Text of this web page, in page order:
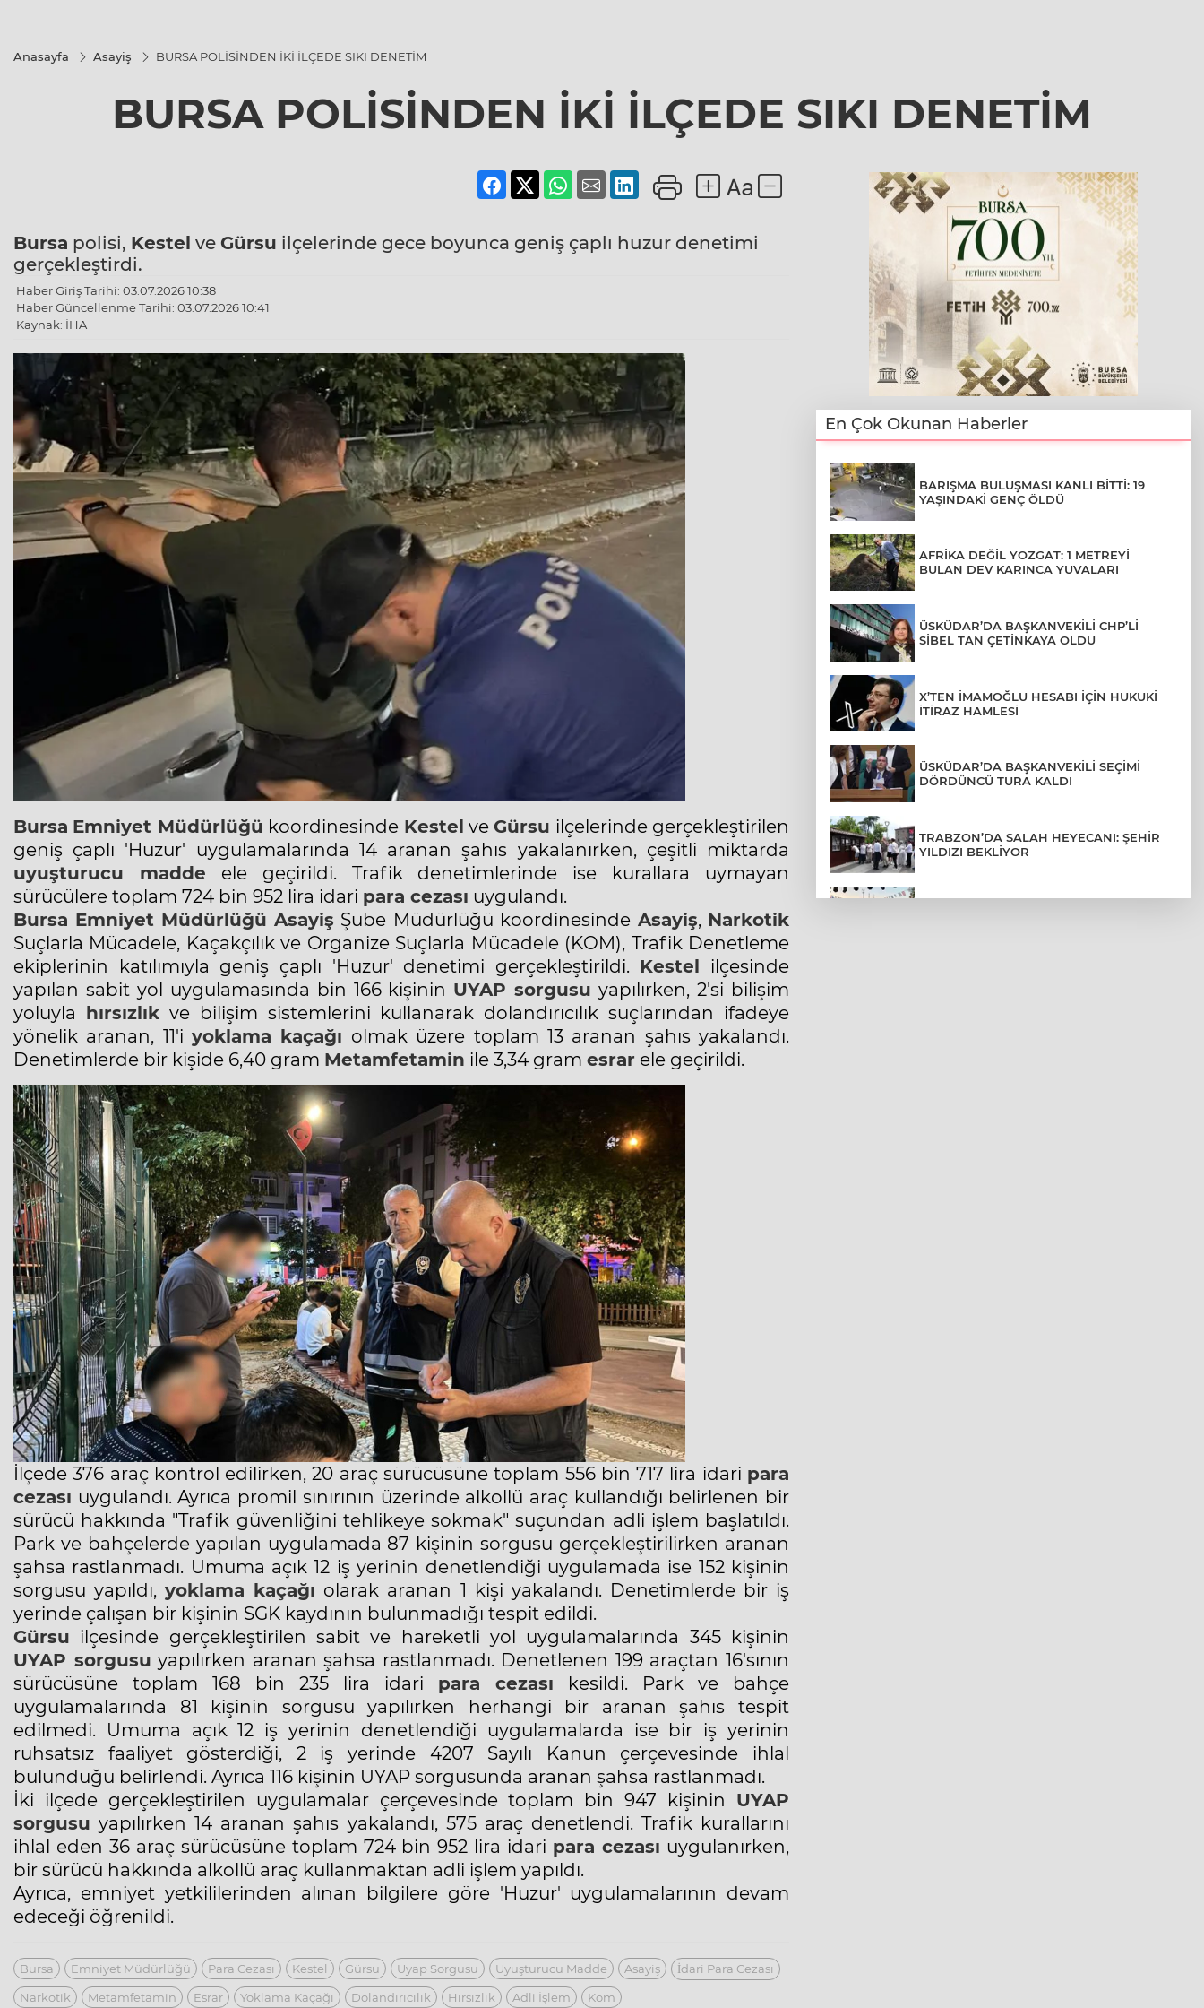
Anasayfa Asayiş BURSA POLİSİNDEN İKİ İLÇEDE SIKI DENETİM
BURSA POLİSİNDEN İKİ İLÇEDE SIKI DENETİM
Bursa polisi, Kestel ve Gürsu ilçelerinde gece boyunca geniş çaplı huzur denetimi
gerçekleştirdi.
Haber Giriş Tarihi: 03.07.2026 10:38
Haber Güncellenme Tarihi: 03.07.2026 10:41
Kaynak: İHA
Bursa Emniyet Müdürlüğü koordinesinde Kestel veGürsu ilçelerinde gerçekleştirilen
geniş çaplı 'Huzur' uygulamalarında 14 aranan şahıs yakalanırken, çeşitli miktarda
uyuşturucu madde ele geçirildi. Trafik denetimlerinde ise kurallara uymayan
sürücülere toplam 724 bin 952 lira idari para cezası uygulandı.
Bursa Emniyet Müdürlüğü Asayiş Şube Müdürlüğü koordinesinde Asayiş, Narkotik
Suçlarla Mücadele, Kaçakçılık ve Organize Suçlarla Mücadele (KOM), Trafik Denetleme
ekiplerinin katılımıyla geniş çaplı 'Huzur' denetimi gerçekleştirildi. Kestel
ilçesinde
yapılan sabit yol uygulamasında bin 166 kişinin UYAP sorgusu yapılırken, 2'si bilişim
yoluyla
hırsızlıkve bilişim sistemlerini kullanarak dolandırıcılık suçlarından ifadeye
yönelik aranan, 11'iyoklama kaçağı olmak üzere toplam 13 aranan şahıs yakalandı.
Denetimlerde bir kişide 6,40 gram Metamfetamin ile 3,34 gram esrar ele geçirildi.
İlçede 376 araç kontrol edilirken, 20 araç sürücüsüne toplam 556 bin 717 lira idari para
cezası uygulandı. Ayrıca promil sınırının üzerinde alkollü araç kullandığı belirlenen bir
sürücü hakkında "Trafik güvenliğini tehlikeye sokmak" suçundan adli işlem başlatıldı.
Park ve bahçelerde yapılan uygulamada 87 kişinin sorgusu gerçekleştirilirken aranan
şahsa rastlanmadı. Umuma açık 12 iş yerinin denetlendiği uygulamada ise 152 kişinin
sorgusu yapıldı,yoklama kaçağı olarak aranan 1 kişi yakalandı. Denetimlerde bir iş
yerinde çalışan bir kişinin SGK kaydının bulunmadığı tespit edildi.
Gürsu ilçesinde gerçekleştirilen sabit ve hareketli yol uygulamalarında 345 kişinin
UYAP sorgusu yapılırken aranan şahsa rastlanmadı. Denetlenen 199 araçtan 16'sının
sürücüsüne toplam 168 bin 235 lira idari para cezası kesildi. Park ve bahçe
uygulamalarında 81 kişinin sorgusu yapılırken herhangi bir aranan şahıs tespit
edilmedi. Umuma açık 12 iş yerinin denetlendiği uygulamalarda ise bir iş yerinin
ruhsatsız faaliyet gösterdiği, 2 iş yerinde 4207 Sayılı Kanun çerçevesinde ihlal
bulunduğu belirlendi. Ayrıca 116 kişinin UYAP sorgusunda aranan şahsa rastlanmadı.
İki ilçede gerçekleştirilen uygulamalar çerçevesinde toplam bin 947 kişinin UYAP
sorgusu yapılırken 14 aranan şahıs yakalandı, 575 araç denetlendi. Trafik kurallarını
ihlal eden 36 araç sürücüsüne toplam 724 bin 952 lira idari para cezası uygulanırken,
bir sürücü hakkında alkollü araç kullanmaktan adli işlem yapıldı.
Ayrıca, emniyet yetkililerinden alınan bilgilere göre 'Huzur' uygulamalarının devam
edeceği öğrenildi.
Bursa Emniyet Müdürlüğü Para Cezası Kestel Gürsu Uyap Sorgusu Uyuşturucu Madde Asayiş
İdari Para Cezası
Narkotik
Metamfetamin Esrar Yoklama Kaçağı Dolandırıcılık Hırsızlık Adli İşlem Kom
En Çok Okunan Haberler
BARIŞMA BULUŞMASI KANLI BİTTİ: 19
YAŞINDAKİ GENÇ ÖLDÜ
AFRİKA DEĞİL YOZGAT: 1 METREYİ
BULAN DEV KARINCA YUVALARI
ÜSKÜDAR’DA BAŞKANVEKİLİ CHP’Lİ
SİBEL TAN ÇETİNKAYA OLDU
X’TEN İMAMOĞLU HESABI İÇİN HUKUKİ
İTİRAZ HAMLESİ
ÜSKÜDAR’DA BAŞKANVEKİLİ SEÇİMİ
DÖRDÜNCÜ TURA KALDI
TRABZON’DA SALAH HEYECANI: ŞEHİR
YILDIZI BEKLİYOR